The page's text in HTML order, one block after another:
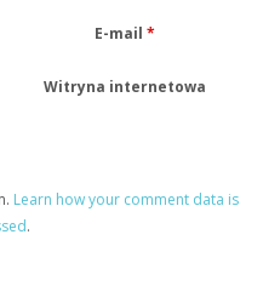
E-mail *
Witryna internetowa
Learn how your comment data is
.